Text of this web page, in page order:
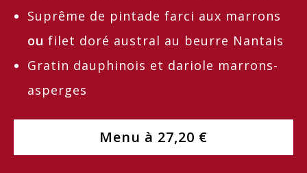
Suprême de pintade farci aux marrons
ou filet doré austral au beurre Nantais
Gratin dauphinois et dariole marrons-
asperges
Menu à 27,20 €